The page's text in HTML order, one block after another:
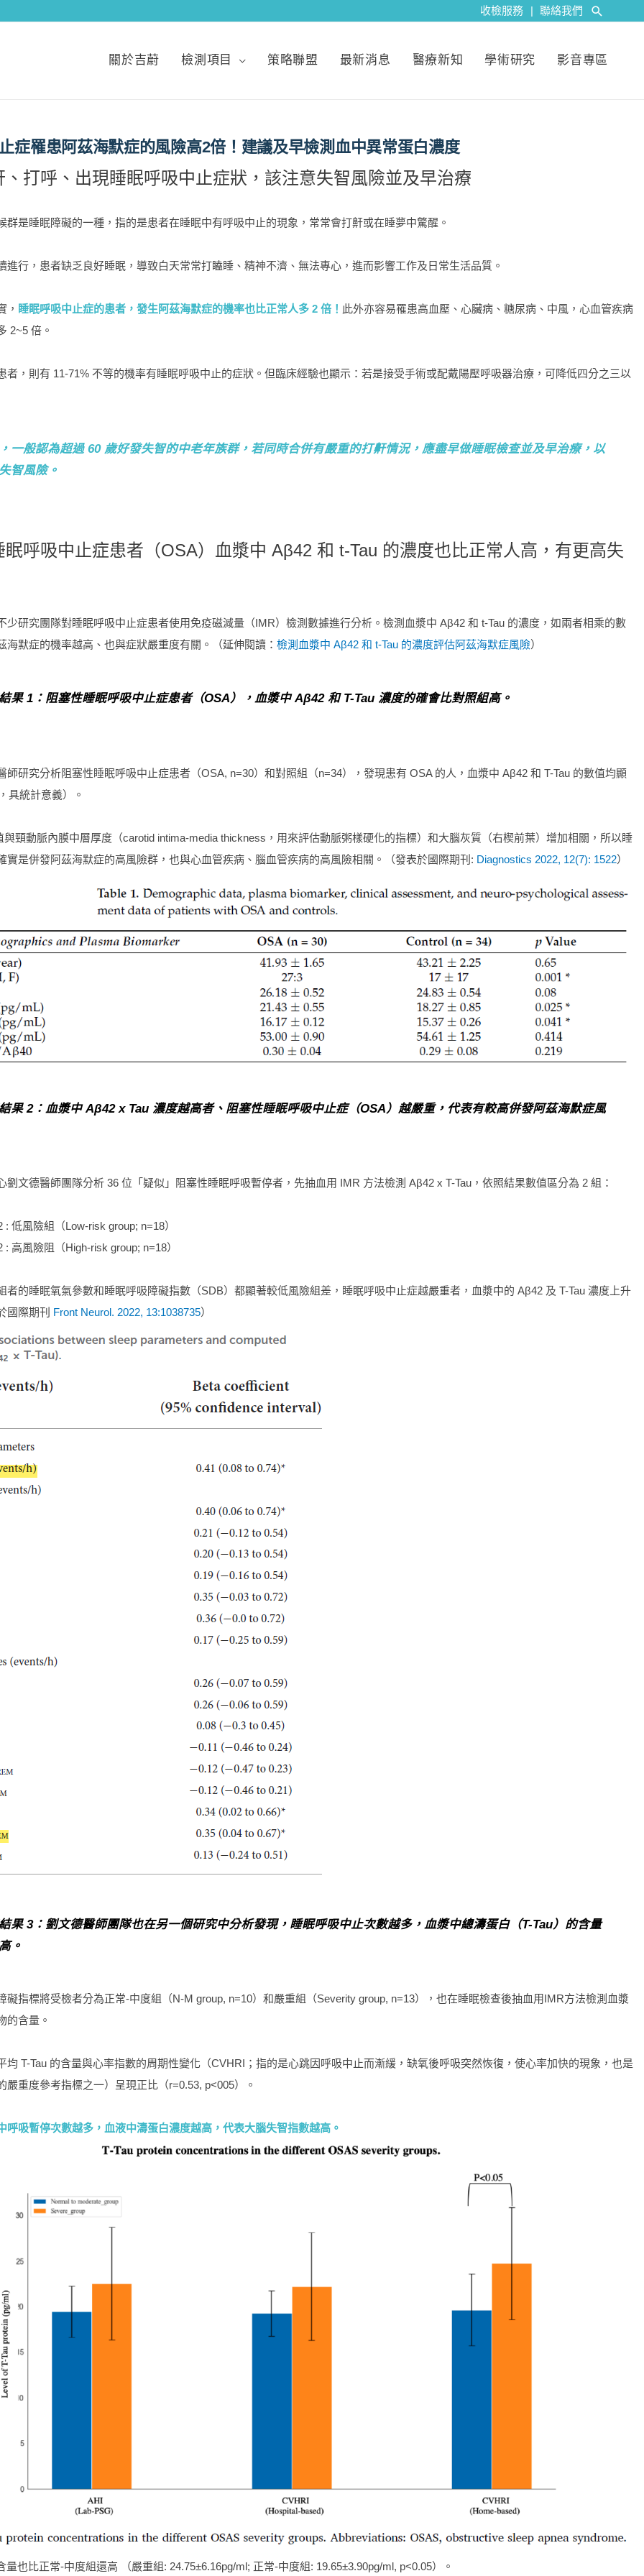
收檢服務 | 聯絡我們
關於吉蔚 檢測項目 策略聯盟 最新消息 醫療新知 學術研究 影音專區
症罹患阿茲海默症的風險高2倍！建議及早檢測血中異常蛋白濃度
打呼、出現睡眠呼吸中止症狀，該注意失智風險並及早治療
群是睡眠障礙的一種，指的是患者在睡眠中有呼吸中止的現象，常常會打鼾或在睡夢中驚醒。
進行，患者缺乏良好睡眠，導致白天常常打瞌睡、精神不濟、無法專心，進而影響工作及日常生活品質。
， 睡眠呼吸中止症的患者，發生阿茲海默症的機率也比正常人多 2 倍！ 此外亦容易罹患高血壓、心臟病、糖尿病、中風，心血管疾病
2~5 倍。
者，則有 11-71% 不等的機率有睡眠呼吸中止的症狀。但臨床經驗也顯示：若是接受手術或配戴陽壓呼吸器治療，可降低四分之三以
一般認為超過 60 歲好發失智的中老年族群，若同時合併有嚴重的打鼾情況，應盡早做睡眠檢查並及早治療，以
智風險。
眠呼吸中止症患者（OSA）血漿中 Aβ42 和 t-Tau 的濃度也比正常人高，有更高失
少研究團隊對睡眠呼吸中止症患者使用免疫磁減量（IMR）檢測數據進行分析。檢測血漿中 Aβ42 和 t-Tau 的濃度，如兩者相乘的數
海默症的機率越高、也與症狀嚴重度有關。（延伸閱讀： 檢測血漿中 Aβ42 和 t-Tau 的濃度評估阿茲海默症風險）
果 1：阻塞性睡眠呼吸中止症患者（OSA），血漿中 Aβ42 和 T-Tau 濃度的確會比對照組高。
師研究分析阻塞性睡眠呼吸中止症患者（OSA, n=30）和對照組（n=34），發現患有 OSA 的人，血漿中 Aβ42 和 T-Tau 的數值均顯
具統計意義）。
與頸動脈內膜中層厚度（carotid intima-media thickness，用來評估動脈粥樣硬化的指標）和大腦灰質（右楔前葉）增加相關，所以睡
實是併發阿茲海默症的高風險群，也與心血管疾病、腦血管疾病的高風險相關。（發表於國際期刊: Diagnostics 2022, 12(7): 1522）
果 2：血漿中 Aβ42 x Tau 濃度越高者、阻塞性睡眠呼吸中止症（OSA）越嚴重，代表有較高併發阿茲海默症風
劉文德醫師團隊分析 36 位「疑似」阻塞性睡眠呼吸暫停者，先抽血用 IMR 方法檢測 Aβ42 x T-Tau，依照結果數值區分為 2 組：
: 低風險組（Low-risk group; n=18）
: 高風險阻（High-risk group; n=18）
者的睡眠氧氣參數和睡眠呼吸障礙指數（SDB）都顯著較低風險組差，睡眠呼吸中止症越嚴重者，血漿中的 Aβ42 及 T-Tau 濃度上升
國際期刊 Front Neurol. 2022, 13:1038735）
果 3：劉文德醫師團隊也在另一個研究中分析發現，睡眠呼吸中止次數越多，血漿中總濤蛋白（T-Tau）的含量
。
礙指標將受檢者分為正常-中度組（N-M group, n=10）和嚴重組（Severity group, n=13），也在睡眠檢查後抽血用IMR方法檢測血漿
的含量。
均 T-Tau 的含量與心率指數的周期性變化（CVHRI；指的是心跳因呼吸中止而漸緩，缺氧後呼吸突然恢復，使心率加快的現象，也是
嚴重度參考指標之一）呈現正比（r=0.53, p<005）。
呼吸暫停次數越多，血液中濤蛋白濃度越高，代表大腦失智指數越高。
量也比正常-中度組還高 （嚴重組: 24.75±6.16pg/ml; 正常-中度組: 19.65±3.90pg/ml, p<0.05）。